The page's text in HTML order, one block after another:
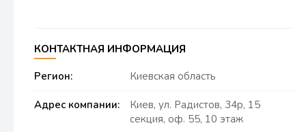
КОНТАКТНАЯ ИНФОРМАЦИЯ
Регион:
Киевская область
Адрес компании:
Киев, ул. Радистов, 34р, 15
секция, оф. 55, 10 этаж